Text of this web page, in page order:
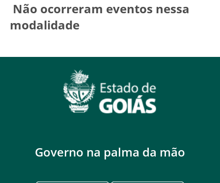
Não ocorreram eventos nessa
modalidade
Governo na palma da mão